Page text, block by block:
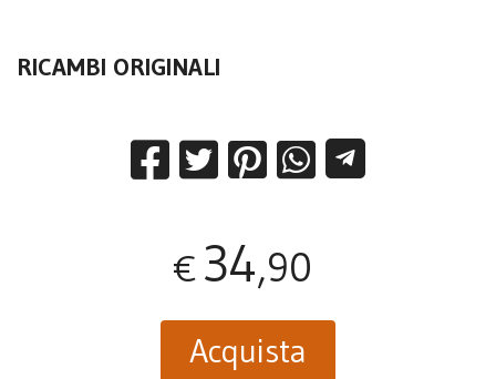
RICAMBI ORIGINALI
€34,90
Acquista